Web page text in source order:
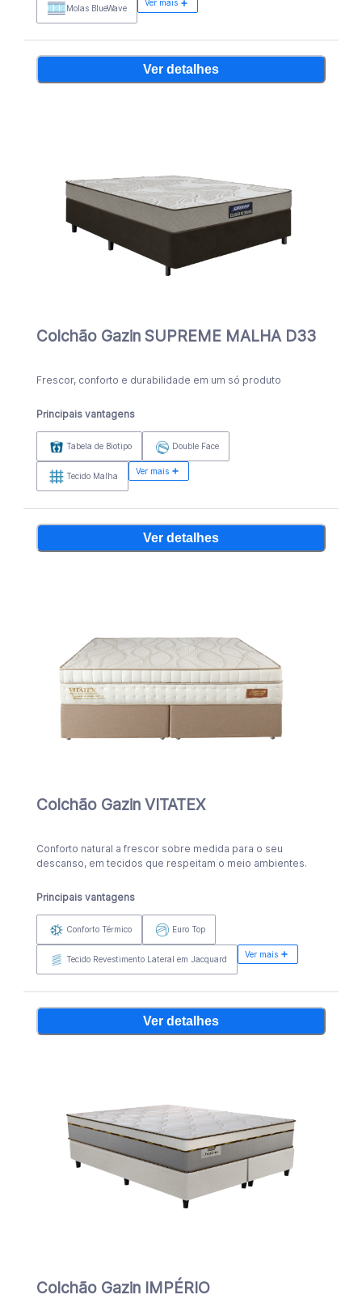
Molas BlueWave
Ver mais
Ver detalhes
Colchão Gazin SUPREME MALHA D33
Frescor, conforto e durabilidade em um só produto
Principais vantagens
Tabela de Biotipo Double Face
Tecido Malha
Ver mais
Ver detalhes
Colchão Gazin VITATEX
Conforto natural a frescor sobre medida para o seu
descanso, em tecidos que respeitam o meio ambientes.
Principais vantagens
Conforto Térmico Euro Top
Tecido Revestimento Lateral em Jacquard
Ver mais
Ver detalhes
Colchão Gazin IMPÉRIO